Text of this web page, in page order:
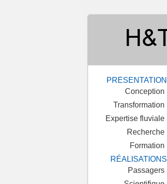
PRÉSENTATION
Conception
Transformation
Expertise fluviale
Recherche
Formation
RÉALISATIONS
Passagers